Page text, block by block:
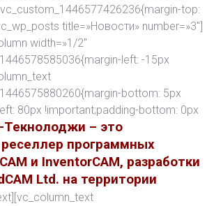
top:
title=»Новости» number=»3″]
width=»1/2″
left: -15px
bottom: 5px
80px !important;padding-bottom: 0px
– это
программных
и InventorCAM, разработки
Ltd. на территории